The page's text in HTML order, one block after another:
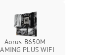
Aorus B650M
PLUS WIFI